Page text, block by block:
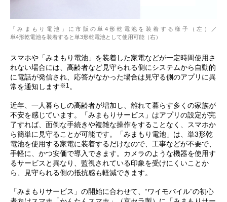
「みまもり電池」に市販の単4形乾電池を装着する様子（左）／
単4形乾電池を装着すると単3形乾電池として使用可能（右）
スマホや「みまもり電池」を装着した家電などが一定時間使用さ
れない場合には、高齢者など見守られる側にシステムから自動的
に電話が発信され、応答がなかった場合は見守る側のアプリに異
常を通知します※1 。
近年、一人暮らしの高齢者が増加し、離れて暮らす多くの家族が
不安を感じています。「みまもりサービス」はアプリの設定が完
了すれば、面倒な手続きや複雑な操作をすることなく、スマホか
ら簡単に見守ることが可能です。「みまもり電池」は、単3形乾
電池を使用する家電に装着するだけなので、工事などが不要で、
手軽に、かつ安価で導入できます。カメラのような機器を使用す
るサービスと異なり、監視されている印象を受けにくいことか
ら、見守られる側の抵抗感も軽減できます。
「みまもりサービス」の開始に合わせて、“ワイモバイル”の初心